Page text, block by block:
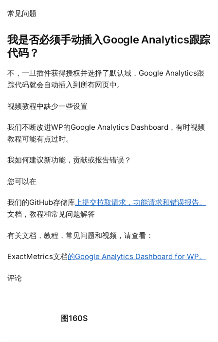
常见问题
我是否必须手动插入Google Analytics跟踪
代码？
不，一旦插件获得授权并选择了默认域，Google Analytics跟
踪代码就会自动插入到所有网页中。
视频教程中缺少一些设置
我们不断改进WP的Google Analytics Dashboard，有时视频
教程可能有点过时。
我如何建议新功能，贡献或报告错误？
您可以在
我们的GitHub存储库上提交拉取请求，功能请求和错误报告。
文档，教程和常见问题解答
有关文档，教程，常见问题和视频，请查看：
ExactMetrics文档的Google Analytics Dashboard for WP。
评论
图160S